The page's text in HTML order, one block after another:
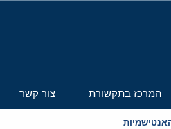
המרכז בתקשורת צור קשר
אנטישמיות